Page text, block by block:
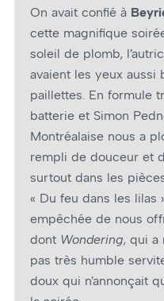
On avait confié à
cette magnifique
soleil de plomb,
avaient les yeux aussi
paillettes. En formule
batterie et Simon
Montréalaise nous a
rempli de douceur et
surtout dans les
« Du feu dans les lilas
empêchée de nous
dont Wondering, qui a
pas très humble
doux qui n’annonçait